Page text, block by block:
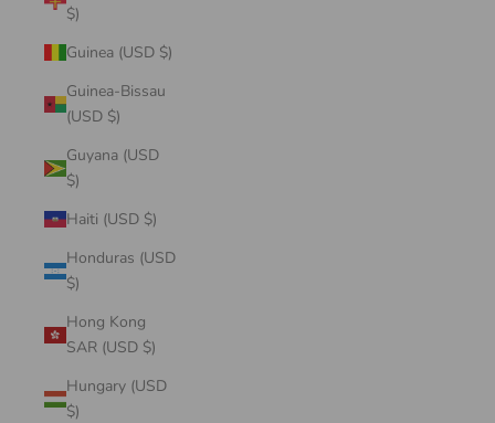
$)
Guinea (USD $)
Guinea-Bissau
(USD $)
Guyana (USD
$)
Haiti (USD $)
Honduras (USD
$)
Hong Kong
SAR (USD $)
Hungary (USD
$)